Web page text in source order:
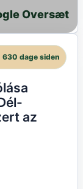
Oversæt
az
630 dage siden